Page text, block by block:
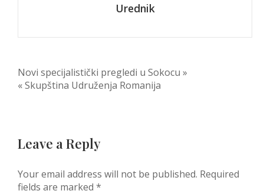
Urednik
Post
navigation
Novi specijalistički pregledi u Sokocu »
« Skupština Udruženja Romanija
Leave a Reply
Your email address will not be published. Required
fields are marked *